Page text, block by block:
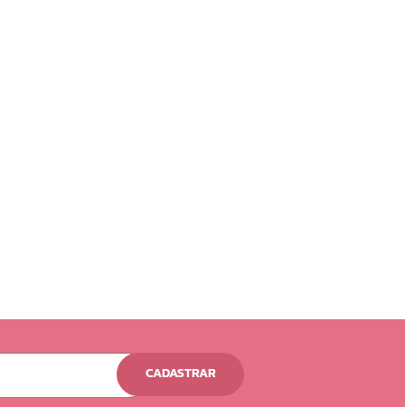
CADASTRAR